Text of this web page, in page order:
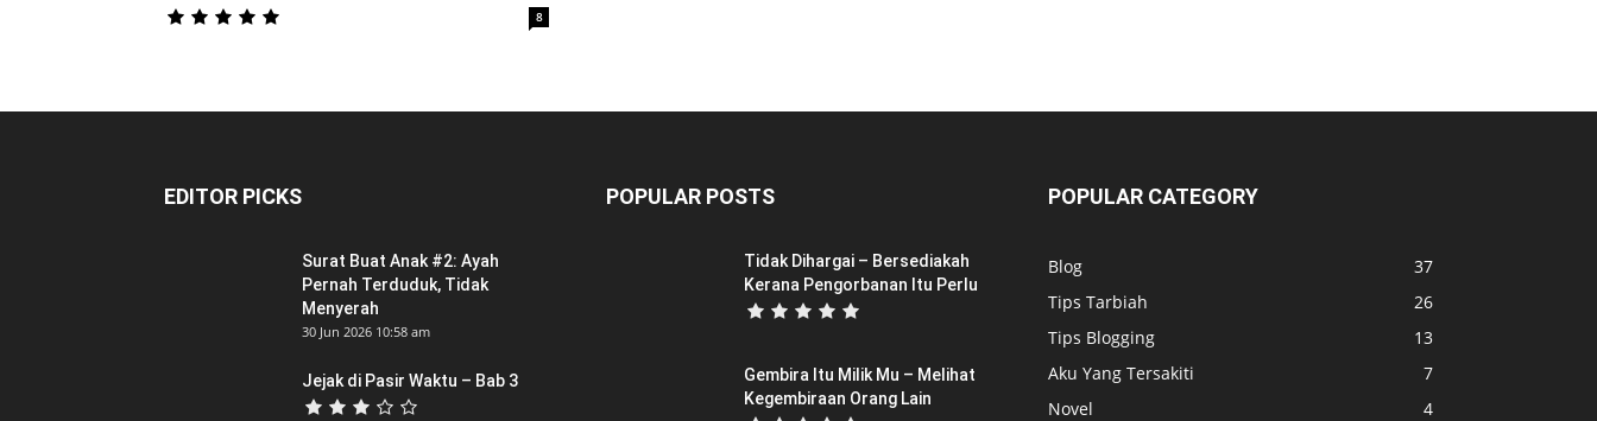
8
EDITOR PICKS
Surat Buat Anak #2: Ayah
Pernah Terduduk, Tidak
Menyerah
30 Jun 2026 10:58 am
Jejak di Pasir Waktu – Bab 3
POPULAR POSTS
Tidak Dihargai – Bersediakah
Kerana Pengorbanan Itu Perlu
Gembira Itu Milik Mu – Melihat
Kegembiraan Orang Lain
POPULAR CATEGORY
Blog
37
Tips Tarbiah
26
Tips Blogging
13
Aku Yang Tersakiti
7
Novel
4